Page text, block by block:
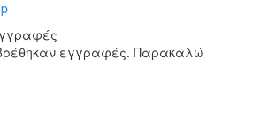
εγγραφές. Παρακαλώ